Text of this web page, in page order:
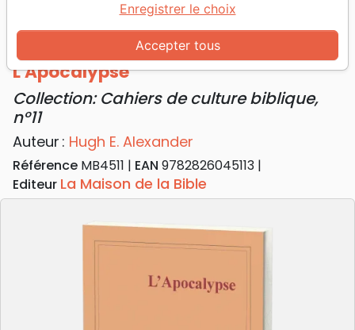
Apocalypse (L') - Collection: Cahiers de culture
L'Apocalypse
Collection: Cahiers de culture biblique,
n°11
Auteur : Hugh E. Alexander
Référence MB4511 EAN 9782826045113
Editeur La Maison de la Bible
Accepter tous
Enregistrer le choix